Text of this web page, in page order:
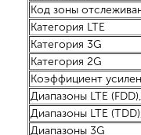
Код зоны
Категория LTE
Категория 3G
Категория 2G
Коэффициент
Диапазоны LTE
Диапазоны LTE
Диапазоны 3G